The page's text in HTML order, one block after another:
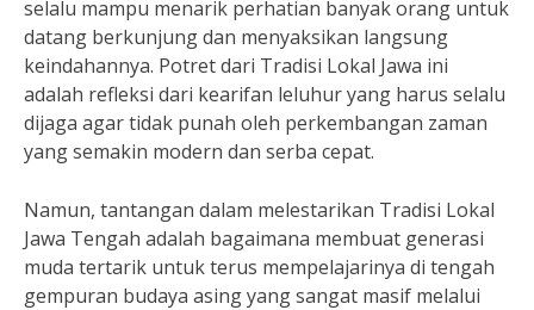
selalu mampu menarik perhatian banyak orang untuk
datang berkunjung dan menyaksikan langsung
keindahannya. Potret dari Tradisi Lokal Jawa ini
adalah refleksi dari kearifan leluhur yang harus selalu
dijaga agar tidak punah oleh perkembangan zaman
yang semakin modern dan serba cepat.
Namun, tantangan dalam melestarikan Tradisi Lokal
Jawa Tengah adalah bagaimana membuat generasi
muda tertarik untuk terus mempelajarinya di tengah
gempuran budaya asing yang sangat masif melalui